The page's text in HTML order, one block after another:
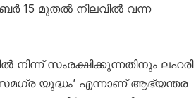
15 മുതൽ നിലവിൽ വന്ന
നിന്ന് സംരക്ഷിക്കുന്നതിനും ലഹരി
യുദ്ധം’ എന്നാണ് ആഭ്യന്തര